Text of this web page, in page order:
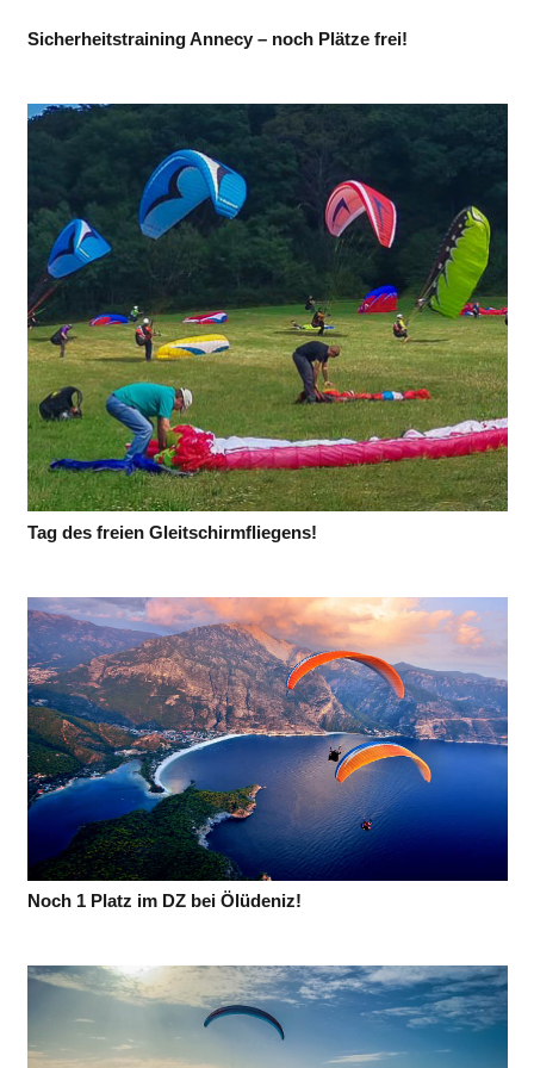
Sicherheitstraining Annecy – noch Plätze frei!
Tag des freien Gleitschirmfliegens!
Noch 1 Platz im DZ bei Ölüdeniz!